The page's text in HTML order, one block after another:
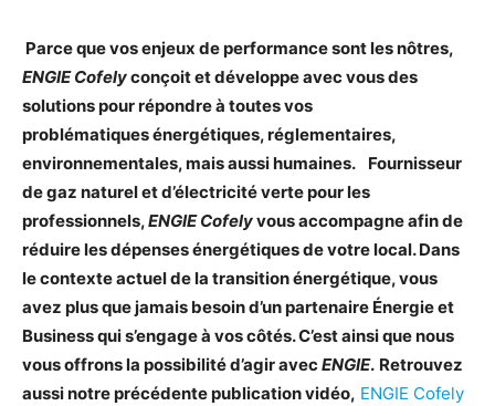
Parce que vos enjeux de performance sont les nôtres,
ENGIE Cofelyconçoit et développe avec vous des
solutions pour répondre à toutes vos
problématiques énergétiques, réglementaires,
environnementales, mais aussi humaines.
Fournisseur
de gaz naturel et d’électricité verte pour les
professionnels,ENGIE Cofelyvous accompagne afin de
réduire les dépenses énergétiques de votre local. Dans
le contexte actuel de la transition énergétique, vous
avez plus que jamais besoin d’un partenaire Énergie et
Business qui s’engage à vos côtés. C’est ainsi que nous
vous offrons la possibilité d’agir avecENGIE. Retrouvez
aussi notre précédente publication vidéo, ENGIE Cofely